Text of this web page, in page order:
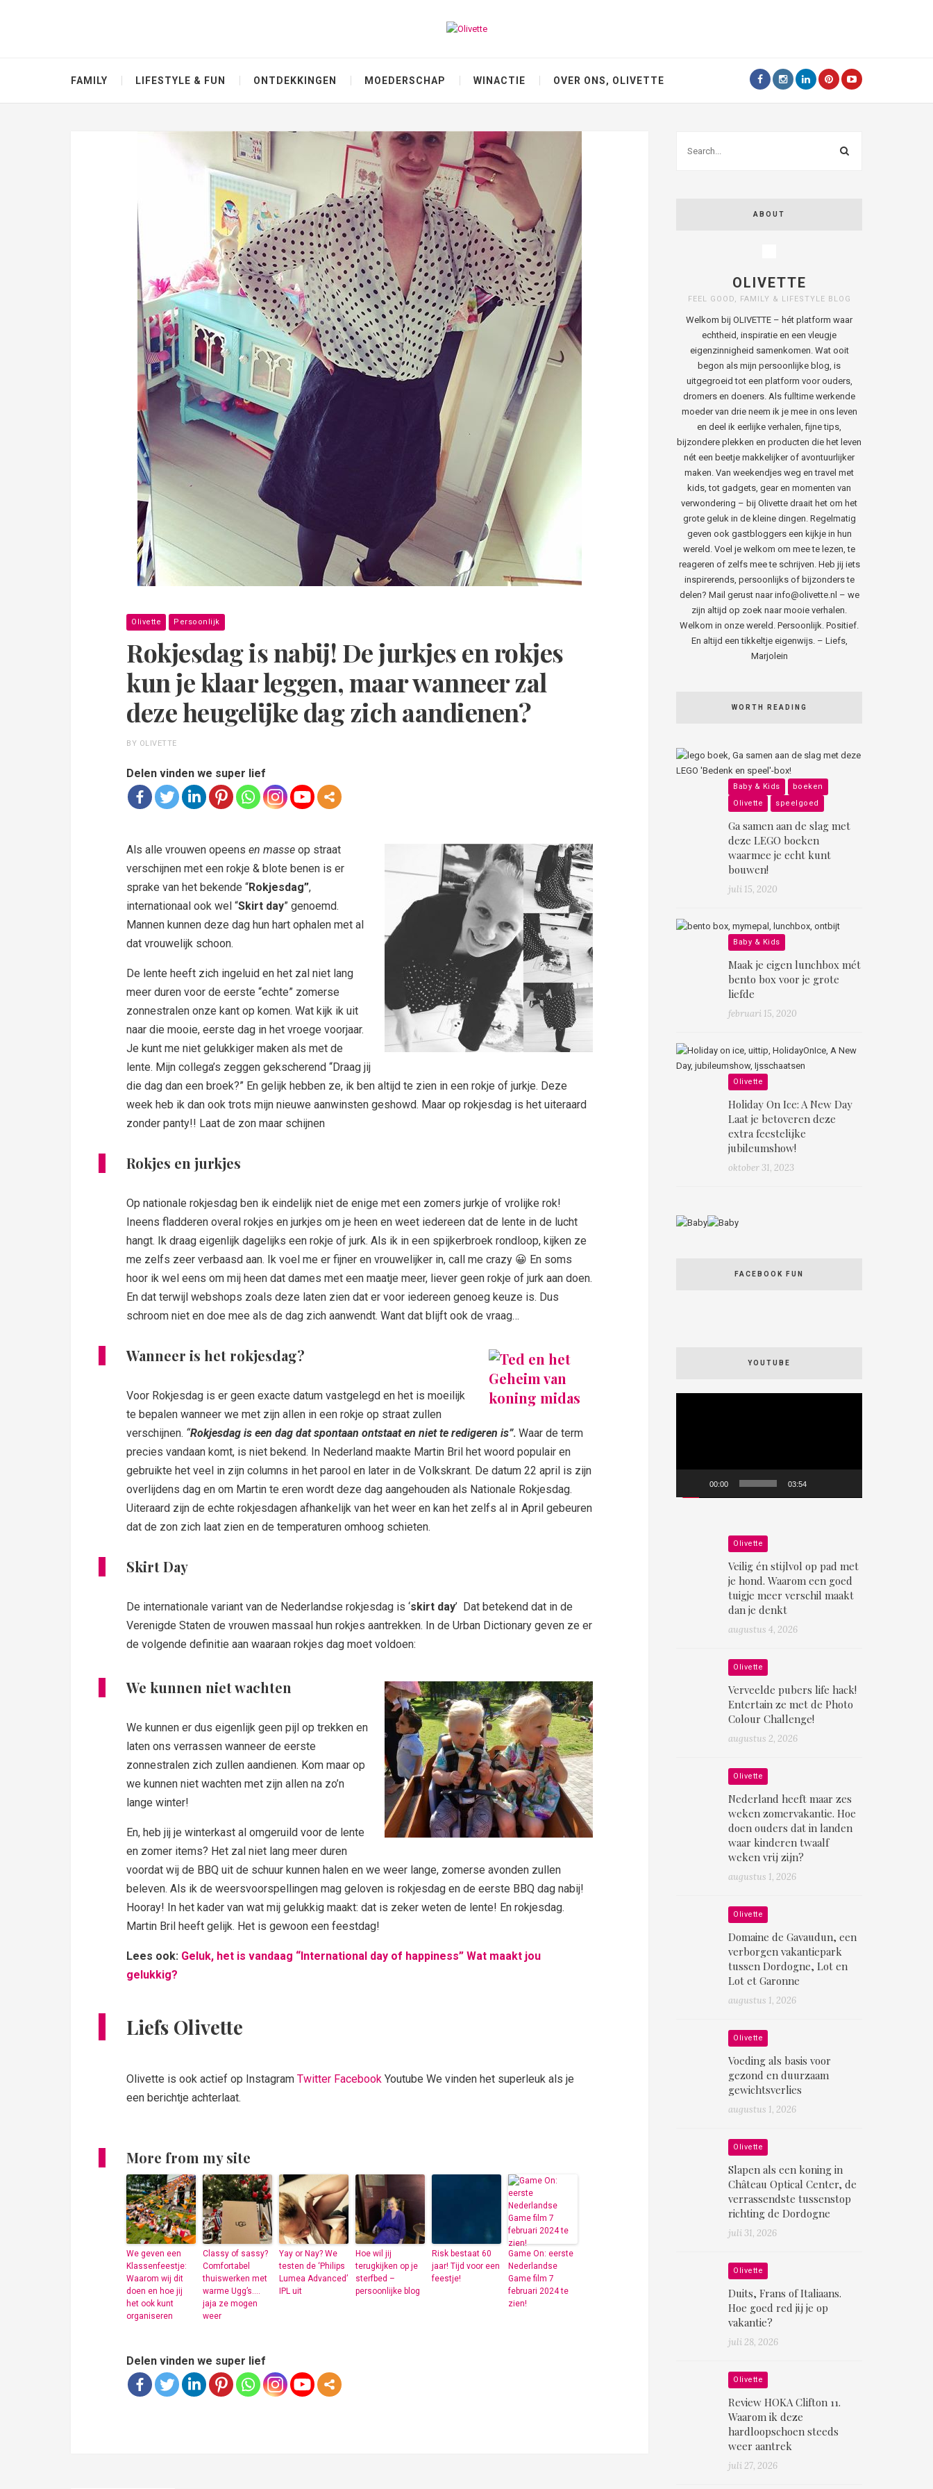
FAMILY LIFESTYLE & FUN ONTDEKKINGEN MOEDERSCHAP WINACTIE OVER ONS, OLIVETTE
Olivette Persoonlijk
Rokjesdag is nabij! De jurkjes en rokjes
kun je klaar leggen, maar wanneer zal
deze heugelijke dag zich aandienen?
BY OLIVETTE
Delen vinden we super lief
Als alle vrouwen opeens en masse op straat
verschijnen met een rokje & blote benen is er
sprake van het bekende “Rokjesdag”,
internationaal ook wel “Skirt day” genoemd.
Mannen kunnen deze dag hun hart ophalen met al
dat vrouwelijk schoon.
De lente heeft zich ingeluid en het zal niet lang
meer duren voor de eerste “echte” zomerse
zonnestralen onze kant op komen. Wat kijk ik uit
naar die mooie, eerste dag in het vroege voorjaar.
Je kunt me niet gelukkiger maken als met de
lente. Mijn collega’s zeggen gekscherend “Draag jij
die dag dan een broek?” En gelijk hebben ze, ik ben altijd te zien in een rokje of jurkje. Deze
week heb ik dan ook trots mijn nieuwe aanwinsten geshowd. Maar op rokjesdag is het uiteraard
zonder panty!! Laat de zon maar schijnen
Rokjes en jurkjes
Op nationale rokjesdag ben ik eindelijk niet de enige met een zomers jurkje of vrolijke rok!
Ineens fladderen overal rokjes en jurkjes om je heen en weet iedereen dat de lente in de lucht
hangt. Ik draag eigenlijk dagelijks een rokje of jurk. Als ik in een spijkerbroek rondloop, kijken ze
me zelfs zeer verbaasd aan. Ik voel me er fijner en vrouwelijker in, call me crazy 😀 En soms
hoor ik wel eens om mij heen dat dames met een maatje meer, liever geen rokje of jurk aan doen.
En dat terwijl webshops zoals deze laten zien dat er voor iedereen genoeg keuze is. Dus
schroom niet en doe mee als de dag zich aanwendt. Want dat blijft ook de vraag…
Wanneer is het rokjesdag?
Voor Rokjesdag is er geen exacte datum vastgelegd en het is moeilijk
te bepalen wanneer we met zijn allen in een rokje op straat zullen
verschijnen. “Rokjesdag is een dag dat spontaan ontstaat en niet te redigeren is”. Waar de term
precies vandaan komt, is niet bekend. In Nederland maakte Martin Bril het woord populair en
gebruikte het veel in zijn columns in het parool en later in de Volkskrant. De datum 22 april is zijn
overlijdens dag en om Martin te eren wordt deze dag aangehouden als Nationale Rokjesdag.
Uiteraard zijn de echte rokjesdagen afhankelijk van het weer en kan het zelfs al in April gebeuren
dat de zon zich laat zien en de temperaturen omhoog schieten.
Skirt Day
De internationale variant van de Nederlandse rokjesdag is ‘skirt day’ Dat betekend dat in de
Verenigde Staten de vrouwen massaal hun rokjes aantrekken. In de Urban Dictionary geven ze er
de volgende definitie aan waaraan rokjes dag moet voldoen:
We kunnen niet wachten
We kunnen er dus eigenlijk geen pijl op trekken en
laten ons verrassen wanneer de eerste
zonnestralen zich zullen aandienen. Kom maar op
we kunnen niet wachten met zijn allen na zo’n
lange winter!
En, heb jij je winterkast al omgeruild voor de lente
en zomer items? Het zal niet lang meer duren
voordat wij de BBQ uit de schuur kunnen halen en we weer lange, zomerse avonden zullen
beleven. Als ik de weersvoorspellingen mag geloven is rokjesdag en de eerste BBQ dag nabij!
Hooray! In het kader van wat mij gelukkig maakt: dat is zeker weten de lente! En rokjesdag.
Martin Bril heeft gelijk. Het is gewoon een feestdag!
Lees ook: Geluk, het is vandaag “International day of happiness” Wat maakt jou
gelukkig?
Liefs Olivette
Olivette is ook actief op Instagram Twitter Facebook Youtube We vinden het superleuk als je
een berichtje achterlaat.
More from my site
We geven een
Klassenfeestje:
Waarom wij dit
doen en hoe jij
het ook kunt
organiseren
Classy of sassy?
Comfortabel
thuiswerken met
warme Ugg’s….
jaja ze mogen
weer
Yay or Nay? We
testen de ‘Philips
Lumea Advanced’
IPL uit
Hoe wil jij
terugkijken op je
sterfbed –
persoonlijke blog
Risk bestaat 60
jaar! Tijd voor een
feestje!
Game On: eerste
Nederlandse
Game film 7
februari 2024 te
zien!
Delen vinden we super lief
ABOUT
OLIVETTE
FEEL GOOD, FAMILY & LIFESTYLE BLOG
Welkom bij OLIVETTE – hét platform waar
echtheid, inspiratie en een vleugje
eigenzinnigheid samenkomen. Wat ooit
begon als mijn persoonlijke blog, is
uitgegroeid tot een platform voor ouders,
dromers en doeners. Als fulltime werkende
moeder van drie neem ik je mee in ons leven
en deel ik eerlijke verhalen, fijne tips,
bijzondere plekken en producten die het leven
nét een beetje makkelijker of avontuurlijker
maken. Van weekendjes weg en travel met
kids, tot gadgets, gear en momenten van
verwondering – bij Olivette draait het om het
grote geluk in de kleine dingen. Regelmatig
geven ook gastbloggers een kijkje in hun
wereld. Voel je welkom om mee te lezen, te
reageren of zelfs mee te schrijven. Heb jij iets
inspirerends, persoonlijks of bijzonders te
delen? Mail gerust naar info@olivette.nl – we
zijn altijd op zoek naar mooie verhalen.
Welkom in onze wereld. Persoonlijk. Positief.
En altijd een tikkeltje eigenwijs. – Liefs,
Marjolein
WORTH READING
Baby & Kids
boeken
Olivette
speelgoed
Ga samen aan de slag met
deze LEGO boeken
waarmee je echt kunt
bouwen!
juli 15, 2020
Baby & Kids
Maak je eigen lunchbox mét
bento box voor je grote
liefde
februari 15, 2020
Olivette
Holiday On Ice: A New Day
Laat je betoveren deze
extra feestelijke
jubileumshow!
oktober 31, 2023
FACEBOOK FUN
YOUTUBE
00:00 03:54
Olivette
Veilig én stijlvol op pad met
je hond. Waarom een goed
tuigje meer verschil maakt
dan je denkt
augustus 4, 2026
Olivette
Verveelde pubers life hack!
Entertain ze met de Photo
Colour Challenge!
augustus 2, 2026
Olivette
Nederland heeft maar zes
weken zomervakantie. Hoe
doen ouders dat in landen
waar kinderen twaalf
weken vrij zijn?
augustus 1, 2026
Olivette
Domaine de Gavaudun, een
verborgen vakantiepark
tussen Dordogne, Lot en
Lot et Garonne
augustus 1, 2026
Olivette
Voeding als basis voor
gezond en duurzaam
gewichtsverlies
augustus 1, 2026
Olivette
Slapen als een koning in
Château Optical Center, de
verrassendste tussenstop
richting de Dordogne
juli 31, 2026
Olivette
Duits, Frans of Italiaans.
Hoe goed red jij je op
vakantie?
juli 28, 2026
Olivette
Review HOKA Clifton 11.
Waarom ik deze
hardloopschoen steeds
weer aantrek
juli 27, 2026